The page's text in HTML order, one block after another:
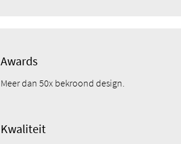
Awards
Meer dan 50x bekroond design.
Kwaliteit